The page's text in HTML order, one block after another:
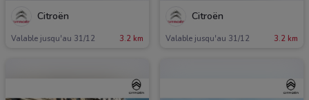
Citroën
Valable jusqu'au 31/12 3.2 km
Citroën
Valable jusqu'au 31/12 3.2 km